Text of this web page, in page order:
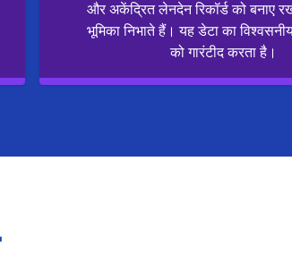
और अकेंद्रित लेनदेन रिकॉर्ड को बनाए
भूमिका निभाते हैं। यह डेटा का
को गारंटीद करता है।